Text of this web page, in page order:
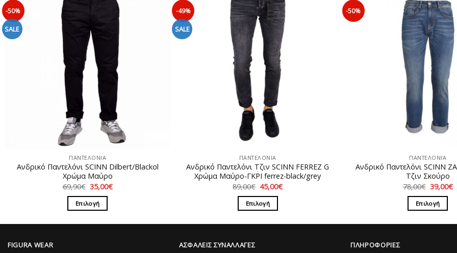
-50%
SALE
ΠΑΝΤΕΛΟΝΙΑ
Ανδρικό Παντελόνι SCINN Dilbert/Blackol
Χρώμα Μαύρο
69,90€ Original
price
was:
69,90€.
35,00€Η
Επιλογή
-49%
SALE
ΠΑΝΤΕΛΟΝΙΑ
Ανδρικό Παντελόνι Τζιν SCINN FERREZ G
Χρώμα Μαύρο-ΓΚΡΙ ferrez-black/grey
89,00€ Original
price
was:
89,00€.
45,00€Η
Επιλογή
-50%
ΠΑΝΤΕΛΟΝΙΑ
Ανδρικό Παντελόνι SCINN
Τζιν Σκούρο
78,00€ Original
price
was:
78,00€.
39,00€
Επιλογή
FIGURA WEAR ΑΣΦΑΛΕΙΣ ΣΥΝΑΛΛΑΓΕΣ ΠΛΗΡΟΦΟΡΙΕΣ